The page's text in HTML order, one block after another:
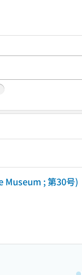
Museum ; 第30号)